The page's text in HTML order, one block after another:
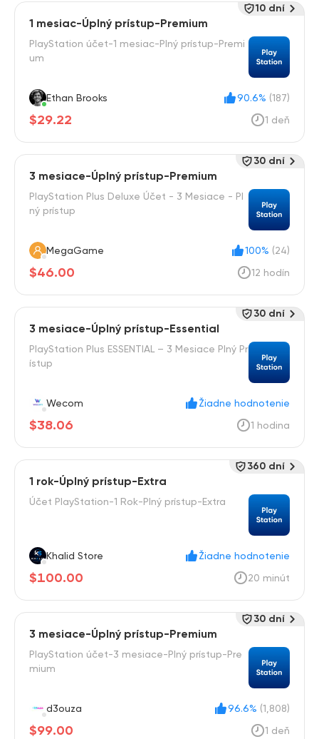
1 mesiac-Úplný prístup-Premium
PlayStation účet-1 mesiac-Plný prístup-Premi
um
Ethan Brooks 90.6% (187)
$29.22 1 deň
10 dní
3 mesiace-Úplný prístup-Premium
PlayStation Plus Deluxe Účet - 3 Mesiace - Pl
ný prístup
MegaGame 100% (24)
$46.00 12 hodín
30 dní
3 mesiace-Úplný prístup-Essential
PlayStation Plus ESSENTIAL – 3 Mesiace Plný Pr
ístup
Wecom Žiadne hodnotenie
$38.06 1 hodina
30 dní
1 rok-Úplný prístup-Extra
Účet PlayStation-1 Rok-Plný prístup-Extra
Khalid Store Žiadne hodnotenie
$100.00 20 minút
360 dní
3 mesiace-Úplný prístup-Premium
PlayStation účet-3 mesiace-Plný prístup-Pre
mium
d3ouza 96.6% (1,808)
$99.00 1 deň
30 dní